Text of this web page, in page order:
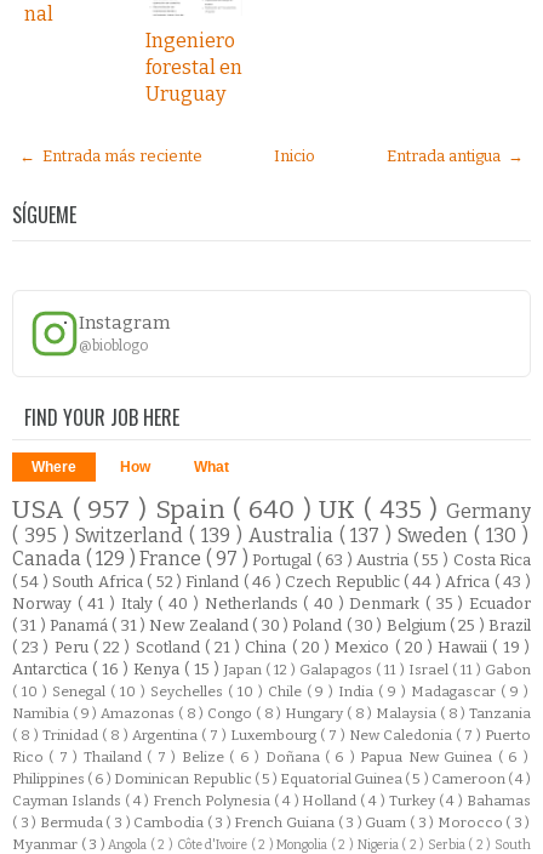
nal
Ingeniero
forestal en
Uruguay
← Entrada más reciente Entrada antigua →
Inicio
SÍGUEME
Instagram
@bioblogo
FIND YOUR JOB HERE
Where How What
USA ( 957 ) Spain ( 640 )UK ( 435 )Germany
( 395 ) Switzerland ( 139 ) Australia ( 137 )Sweden( 130 )
Canada ( 129 )France ( 97 )Portugal ( 63 ) Austria ( 55 ) Costa Rica
( 54 ) South Africa ( 52 )Finland ( 46 ) Czech Republic ( 44 ) Africa ( 43 )
Norway ( 41 ) Italy ( 40 ) Netherlands ( 40 )Denmark ( 35 ) Ecuador
( 31 )Panamá ( 31 ) New Zealand ( 30 )Poland ( 30 ) Belgium ( 25 )Brazil
( 23 ) Peru ( 22 ) Scotland ( 21 ) China ( 20 ) Mexico ( 20 )Hawaii ( 19 )
Antarctica ( 16 ) Kenya ( 15 ) Japan ( 12 ) Galapagos ( 11 ) Israel ( 11 ) Gabon
( 10 ) Senegal ( 10 ) Seychelles ( 10 ) Chile ( 9 ) India ( 9 ) Madagascar ( 9 )
Namibia ( 9 ) Amazonas ( 8 ) Congo ( 8 ) Hungary ( 8 ) Malaysia ( 8 ) Tanzania
( 8 ) Trinidad ( 8 ) Argentina ( 7 ) Luxembourg ( 7 ) New Caledonia ( 7 ) Puerto
Rico ( 7 ) Thailand ( 7 ) Belize ( 6 ) Doñana ( 6 ) Papua New Guinea ( 6 )
Philippines ( 6 ) Dominican Republic ( 5 ) Equatorial Guinea ( 5 ) Cameroon ( 4 )
Cayman Islands ( 4 ) French Polynesia ( 4 ) Holland ( 4 ) Turkey ( 4 ) Bahamas
( 3 ) Bermuda ( 3 ) Cambodia ( 3 ) French Guiana ( 3 ) Guam ( 3 ) Morocco ( 3 )
Myanmar ( 3 )Angola ( 2 ) Côte d'Ivoire ( 2 )Mongolia ( 2 ) Nigeria ( 2 ) Serbia ( 2 ) South